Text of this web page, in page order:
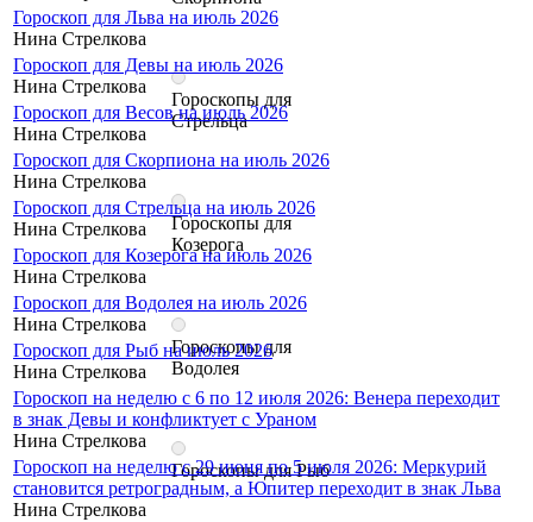
Гороскопы для
Стрельца
Гороскопы для
Козерога
Гороскопы для
Водолея
Гороскопы для Рыб
Гороскоп для Льва на июль 2026
Нина Стрелкова
Гороскоп для Девы на июль 2026
Нина Стрелкова
Гороскоп для Весов на июль 2026
Нина Стрелкова
Гороскоп для Скорпиона на июль 2026
Нина Стрелкова
Гороскоп для Стрельца на июль 2026
Нина Стрелкова
Гороскоп для Козерога на июль 2026
Нина Стрелкова
Гороскоп для Водолея на июль 2026
Нина Стрелкова
Гороскоп для Рыб на июль 2026
Нина Стрелкова
Гороскоп на неделю с 6 по 12 июля 2026: Венера переходит
в знак Девы и конфликтует с Ураном
Нина Стрелкова
Гороскоп на неделю с 29 июня по 5 июля 2026: Меркурий
становится ретроградным, а Юпитер переходит в знак Льва
Нина Стрелкова